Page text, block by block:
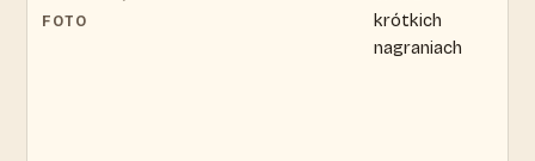
FOTO
krótkich
nagraniach